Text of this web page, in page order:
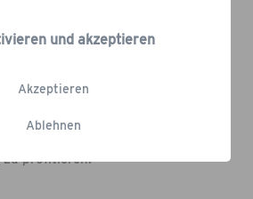
aus Hanf 1 kg
Wert von 79,00 € hinzu, um vom
zu profitieren.
Ablehnen
Akzeptieren
und akzeptieren